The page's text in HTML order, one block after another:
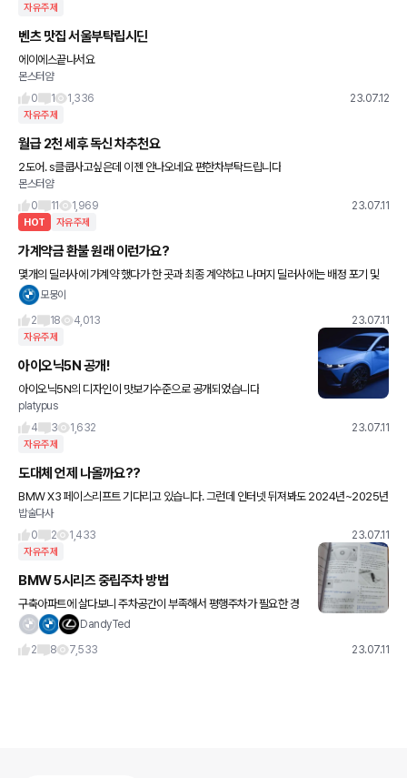
자유주제
벤츠 맛집 서울부탁립시딘
에이에스끝나서요
몬스터얌
0
1 1,336 23.07.12
자유주제
월급 2천 세후 독신 차추천요
2도어. s클쿱사고싶은데 이젠 안나오네요 편한차부탁드립니다
몬스터얌
0
11 1,969 23.07.11
HOT 자유주제
가계약금 환불 원래 이런가요?
몇개의 딜러사에 가계약 했다가 한 곳과 최종 계약하고 나머지 딜러사에는 배정 포기 및
환불 요청을 했습니다. 대부분은 1주일 뒤 정상 환불이 되었는데, 마지막 1개사는 1달째
모뭉이
2
18 4,013 23.07.11
자유주제
아이오닉5N 공개!
아이오닉5N의 디자인이 맛보기수준으로 공개되었습니다
platypus
4
3 1,632 23.07.11
자유주제
도대체 언제 나올까요??
BMW X3 페이스리프트 기다리고 있습니다. 그런데 인터넷 뒤져봐도 2024년~2025년
이라고만 나오는데요. 엇비슷한 정확한 일정이 없다보니 마냥 기다리기 너무 답답합니다.
BMW X3 페이스리브
밥술다사
0
2 1,433 23.07.11
자유주제
BMW 5시리즈 중립주차 방법
구축아파트에 살다보니 주차공간이 부족해서 평행주차가 필요한 경
우가 많은데 다들 비엠은 안된다고 하셔서 좌절중이었습니다. 그런데
게 아닌
DandyTed
2
8 7,533 23.07.11